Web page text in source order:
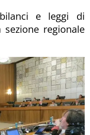
e leggi di
regionale